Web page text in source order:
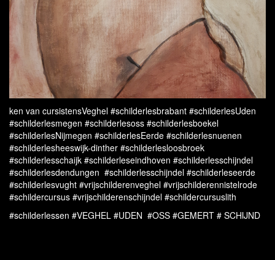
ken van cursistensVeghel #schilderlesbrabant #schilderlesUden
#schilderlesmegen #schilderlesoss #schilderlesboekel
#schilderlesNijmegen #schilderlesEerde #schilderlesnuenen
#schilderlesheeswijk-dinther #schilderlesloosbroek
#schilderlesschaijk #schilderleseindhoven #schilderlesschijndel
#schilderlesdendungen #schilderlesschijndel #schilderleseerde
#schilderlesvught #vrijschilderenveghel #vrijschilderennistelrode
#schildercursus #vrijschilderenschijndel #schildercursuslith
#schilderlessen #VEGHEL #UDEN #OSS #GEMERT # SCHIJND